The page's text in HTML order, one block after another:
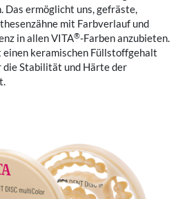
ermöglicht uns, gefräste,
mit Farbverlauf und
in allen VITA®-Farben anzubieten.
keramischen Füllstoffgehalt
die Stabilität und Härte der